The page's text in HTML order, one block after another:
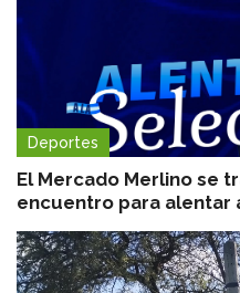
Deportes
El Mercado Merlino se
encuentro para alentar